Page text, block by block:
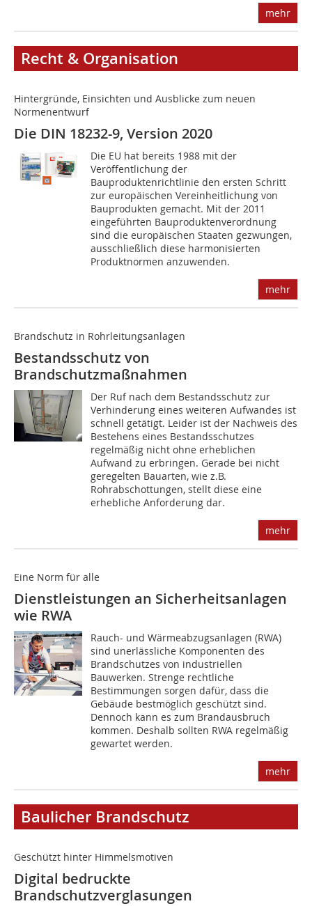
mehr
Recht & Organisation
Hintergründe, Einsichten und Ausblicke zum neuen
Normenentwurf
Die DIN 18232-9, Version 2020
Die EU hat bereits 1988 mit der
Veröffentlichung der
Bauproduktenrichtlinie den ersten Schritt
zur europäischen Vereinheitlichung von
Bauprodukten gemacht. Mit der 2011
eingeführten Bauproduktenverordnung
sind die europäischen Staaten gezwungen,
ausschließlich diese harmonisierten
Produktnormen anzuwenden.
mehr
Brandschutz in Rohrleitungsanlagen
Bestandsschutz von
Brandschutzmaßnahmen
Der Ruf nach dem Bestandsschutz zur
Verhinderung eines weiteren Aufwandes ist
schnell getätigt. Leider ist der Nachweis des
Bestehens eines Bestandsschutzes
regelmäßig nicht ohne erheblichen
Aufwand zu erbringen. Gerade bei nicht
geregelten Bauarten, wie z.B.
Rohrabschottungen, stellt diese eine
erhebliche Anforderung dar.
mehr
Eine Norm für alle
Dienstleistungen an Sicherheitsanlagen
wie RWA
Rauch- und Wärmeabzugsanlagen (RWA)
sind unerlässliche Komponenten des
Brandschutzes von industriellen
Bauwerken. Strenge rechtliche
Bestimmungen sorgen dafür, dass die
Gebäude bestmöglich geschützt sind.
Dennoch kann es zum Brandausbruch
kommen. Deshalb sollten RWA regelmäßig
gewartet werden.
mehr
Baulicher Brandschutz
Geschützt hinter Himmelsmotiven
Digital bedruckte
Brandschutzverglasungen